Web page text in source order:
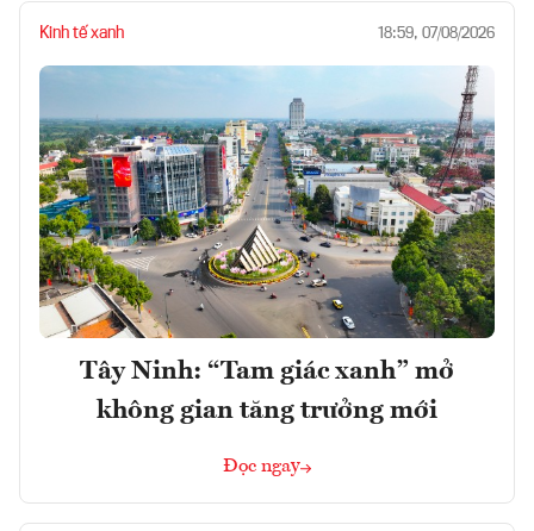
Kinh tế xanh 18:59, 07/08/2026
Tây Ninh: “Tam giác xanh” mở
không gian tăng trưởng mới
Đọc ngay